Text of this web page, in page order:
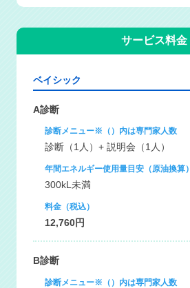
サービス料金
ベイシック
A診断
診断メニュー※（）内は専門家人数
診断（1人）+ 説明会（1人）
年間エネルギー使用量目安（原油換算）
300kL未満
料金（税込）
12,760円
B診断
診断メニュー※（）内は専門家人数